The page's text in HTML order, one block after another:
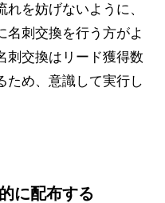
を妨げないように、
名刺交換を行う方がよ
刺交換はリード獲得数
ため、意識して実行し
に配布する